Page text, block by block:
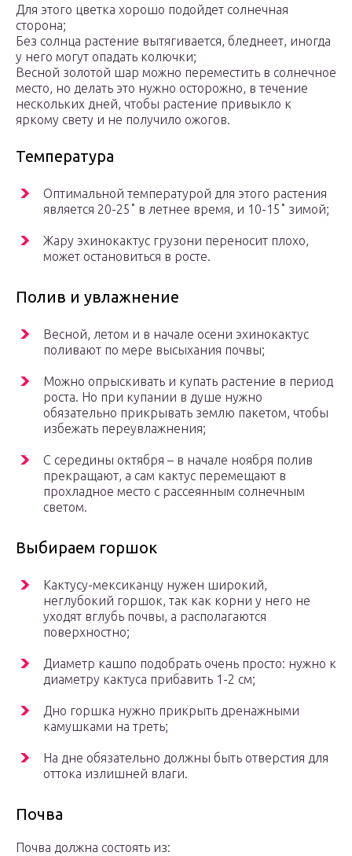
Для этого цветка хорошо подойдет солнечная
сторона;
Без солнца растение вытягивается, бледнеет, иногда
у него могут опадать колючки;
Весной золотой шар можно переместить в солнечное
место, но делать это нужно осторожно, в течение
нескольких дней, чтобы растение привыкло к
яркому свету и не получило ожогов.
Температура
Оптимальной температурой для этого растения
является 20-25˚ в летнее время, и 10-15˚ зимой;
Жару эхинокактус грузони переносит плохо,
может остановиться в росте.
Полив и увлажнение
Весной, летом и в начале осени эхинокактус
поливают по мере высыхания почвы;
Можно опрыскивать и купать растение в период
роста. Но при купании в душе нужно
обязательно прикрывать землю пакетом, чтобы
избежать переувлажнения;
С середины октября – в начале ноября полив
прекращают, а сам кактус перемещают в
прохладное место с рассеянным солнечным
светом.
Выбираем горшок
Кактусу-мексиканцу нужен широкий,
неглубокий горшок, так как корни у него не
уходят вглубь почвы, а располагаются
поверхностно;
Диаметр кашпо подобрать очень просто: нужно к
диаметру кактуса прибавить 1-2 см;
Дно горшка нужно прикрыть дренажными
камушками на треть;
На дне обязательно должны быть отверстия для
оттока излишней влаги.
Почва
Почва должна состоять из: